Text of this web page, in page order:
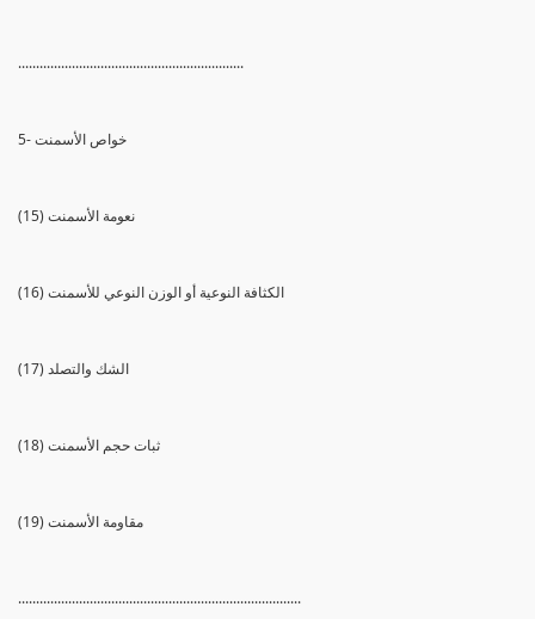
...............................................................
5- خواص الأسمنت
(15) نعومة الأسمنت
(16) الكثافة النوعية أو الوزن النوعي للأسمنت
(17) الشك والتصلد
(18) ثبات حجم الأسمنت
(19) مقاومة الأسمنت
...............................................................................